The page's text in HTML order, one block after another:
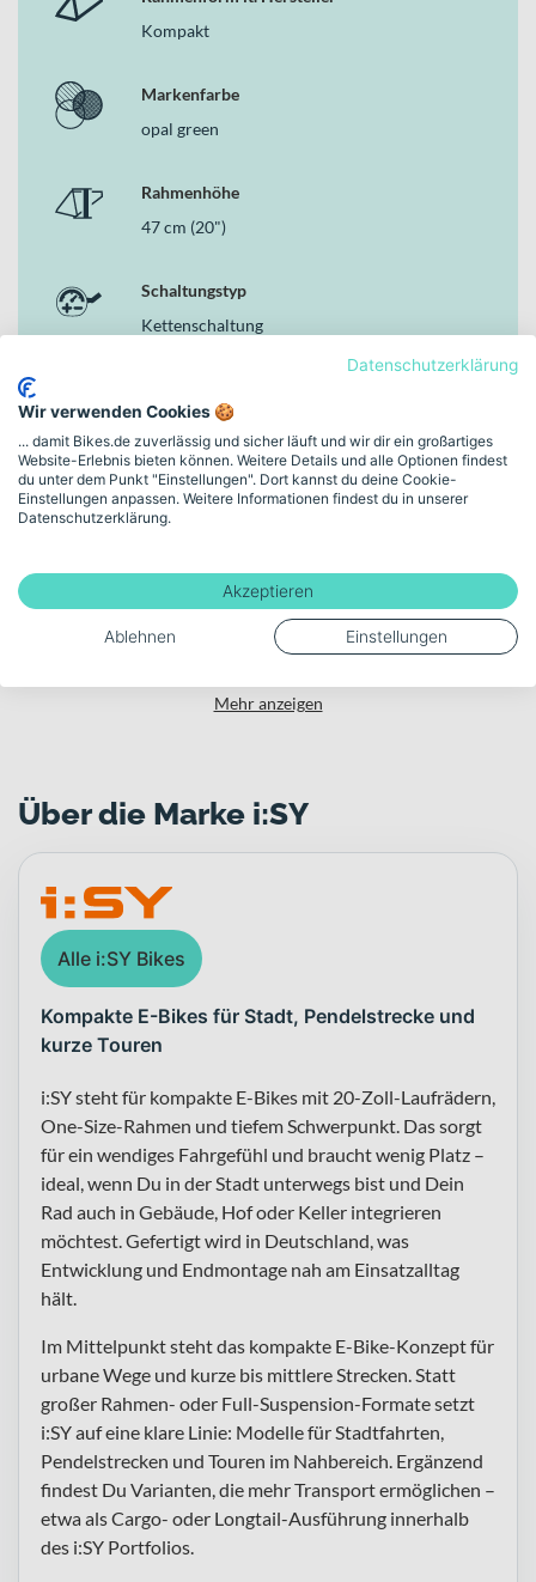
Kompakt
Markenfarbe
opal green
Rahmenhöhe
47 cm (20")
Schaltungstyp
Kettenschaltung
Hydraulische Scheibenbremse
Motor
BOSCH Performance Line, 36V / 250 W
Akku-Kapazität (Wh)
Mehr anzeigen
Über die Marke i:SY
Alle i:SY Bikes
Kompakte E-Bikes für Stadt, Pendelstrecke und
kurze Touren
i:SY steht für kompakte E-Bikes mit 20-Zoll-Laufrädern,
One-Size-Rahmen und tiefem Schwerpunkt. Das sorgt
für ein wendiges Fahrgefühl und braucht wenig Platz –
ideal, wenn Du in der Stadt unterwegs bist und Dein
Rad auch in Gebäude, Hof oder Keller integrieren
möchtest. Gefertigt wird in Deutschland, was
Entwicklung und Endmontage nah am Einsatzalltag
hält.
Im Mittelpunkt steht das kompakte E-Bike-Konzept für
urbane Wege und kurze bis mittlere Strecken. Statt
großer Rahmen- oder Full-Suspension-Formate setzt
i:SY auf eine klare Linie: Modelle für Stadtfahrten,
Pendelstrecken und Touren im Nahbereich. Ergänzend
findest Du Varianten, die mehr Transport ermöglichen –
etwa als Cargo- oder Longtail-Ausführung innerhalb
des i:SY Portfolios.
Datenschutzerklärung
Wir verwenden Cookies 🍪
... damit Bikes.de zuverlässig und sicher läuft und wir dir ein großartiges
Website-Erlebnis bieten können. Weitere Details und alle Optionen findest
du unter dem Punkt "Einstellungen". Dort kannst du deine Cookie-
Einstellungen anpassen. Weitere Informationen findest du in unserer
Datenschutzerklärung.
Akzeptieren
Ablehnen Einstellungen